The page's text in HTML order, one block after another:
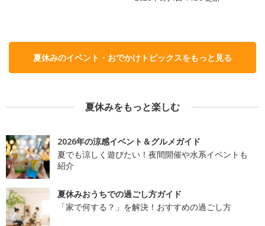
夏休みのイベント・おでかけトピックスをもっと見る
夏休みをもっと楽しむ
2026年の涼感イベント＆グルメガイド
夏でも涼しく遊びたい！夜間開催や水系イベントも
紹介
夏休みおうちでの過ごし方ガイド
「家で何する？」を解決！おすすめの過ごし方